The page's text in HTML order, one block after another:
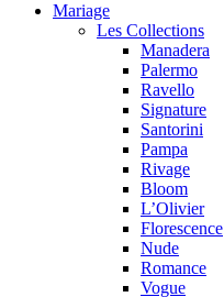
Mariage
Les Collections
Manadera
Palermo
Ravello
Signature
Santorini
Pampa
Rivage
Bloom
L’Olivier
Florescence
Nude
Romance
Vogue